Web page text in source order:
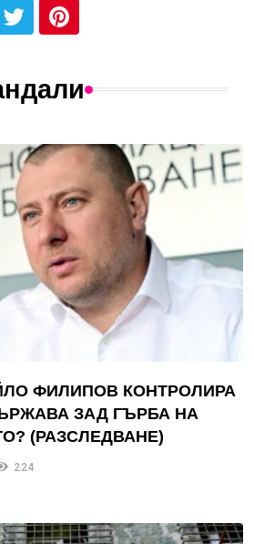
ФИЛИПОВ КОНТРОЛИРА
ЗАД ГЪРБА НА
(РАЗСЛЕДВАНЕ)
224